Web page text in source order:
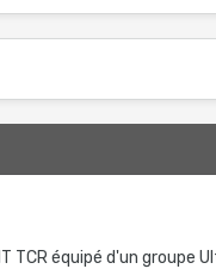
TCR équipé d'un groupe